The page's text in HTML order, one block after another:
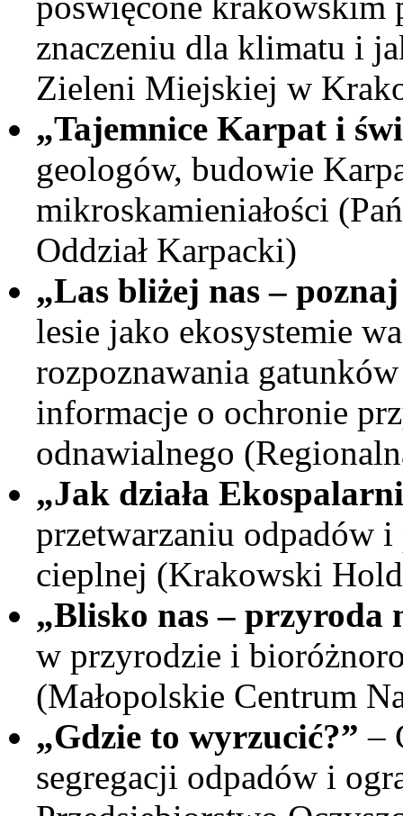
znaczeniu dla klimatu i
Zieleni Miejskiej w
„Tajemnice Karpat i
geologów, budowie
mikroskamieniałości
Oddział Karpacki)
„Las bliżej nas –
lesie jako ekosystemie
rozpoznawania
informacje o ochronie
odnawialnego
„Jak działa
przetwarzaniu odpadów
cieplnej (Krakowski
„Blisko nas – przyroda
w przyrodzie i
(Małopolskie Centrum
„Gdzie to wyrzucić?” –
segregacji odpadów i